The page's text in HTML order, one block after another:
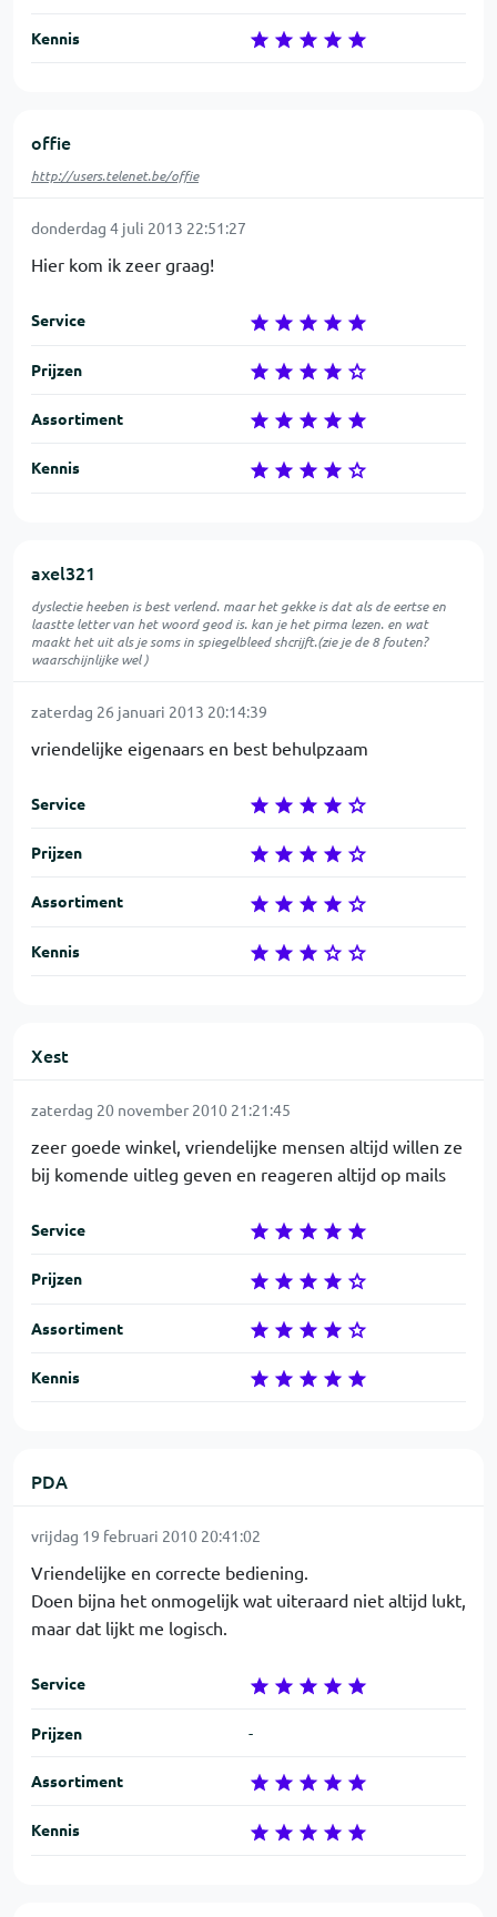
Kennis
offie
http://users.telenet.be/offie
donderdag 4 juli 2013 22:51:27
Hier kom ik zeer graag!
Service
Prijzen
Assortiment
Kennis
axel321
dyslectie heeben is best verlend. maar het gekke is dat als de eertse en
laastte letter van het woord geod is. kan je het pirma lezen. en wat
maakt het uit als je soms in spiegelbleed shcrijft.(zie je de 8 fouten?
waarschijnlijke wel )
zaterdag 26 januari 2013 20:14:39
vriendelijke eigenaars en best behulpzaam
Service
Prijzen
Assortiment
Kennis
Xest
zaterdag 20 november 2010 21:21:45
zeer goede winkel, vriendelijke mensen altijd willen ze
bij komende uitleg geven en reageren altijd op mails
Service
Prijzen
Assortiment
Kennis
PDA
vrijdag 19 februari 2010 20:41:02
Vriendelijke en correcte bediening.
Doen bijna het onmogelijk wat uiteraard niet altijd lukt,
maar dat lijkt me logisch.
Service
Prijzen -
Assortiment
Kennis